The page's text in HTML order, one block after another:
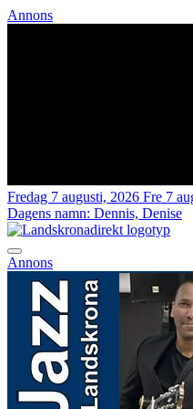
Annons
Fredag 7 augusti, 2026 Fre 7
Dagens namn: Dennis, Denise
Annons